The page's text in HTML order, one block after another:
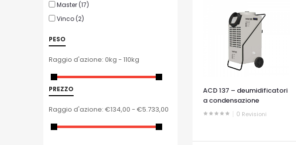
Master (17)
Vinco (2)
PESO
Raggio d'azione: 0kg - 110kg
PREZZO
Raggio d'azione: €134,00 - €5.733,00
ACD 137 – deumidificatori
a condensazione
0 Revisioni